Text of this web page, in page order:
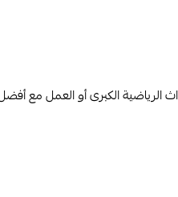
الرياضية الكبرى أو العمل مع